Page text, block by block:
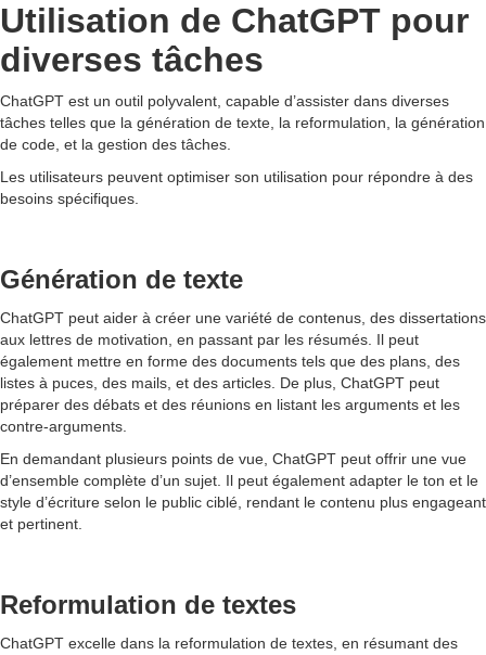
Utilisation de ChatGPT pour
diverses tâches
ChatGPT est un outil polyvalent, capable d’assister dans diverses
tâches telles que la génération de texte, la reformulation, la génération
de code, et la gestion des tâches.
Les utilisateurs peuvent optimiser son utilisation pour répondre à des
besoins spécifiques.
Génération de texte
ChatGPT peut aider à créer une variété de contenus, des dissertations
aux lettres de motivation, en passant par les résumés. Il peut
également mettre en forme des documents tels que des plans, des
listes à puces, des mails, et des articles. De plus, ChatGPT peut
préparer des débats et des réunions en listant les arguments et les
contre-arguments.
En demandant plusieurs points de vue, ChatGPT peut offrir une vue
d’ensemble complète d’un sujet. Il peut également adapter le ton et le
style d’écriture selon le public ciblé, rendant le contenu plus engageant
et pertinent.
Reformulation de textes
ChatGPT excelle dans la reformulation de textes, en résumant des